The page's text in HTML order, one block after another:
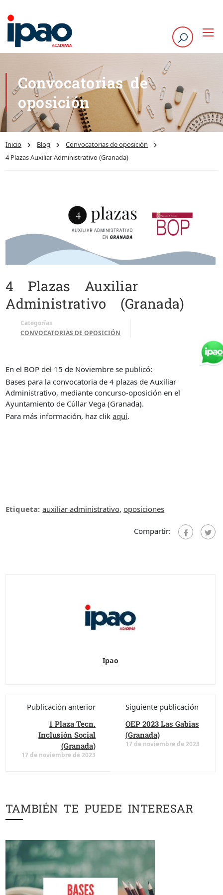
Convocatorias de
oposición
Inicio Blog
Convocatorias de oposición
4 Plazas Auxiliar Administrativo (Granada)
4 Plazas Auxiliar
Administrativo (Granada)
Categorías
CONVOCATORIAS DE OPOSICIÓN
En el BOP del 15 de Noviembre se publicó:
Bases para la convocatoria de 4 plazas de Auxiliar
Administrativo, mediante concurso-oposición en el
Ayuntamiento de Cúllar Vega (Granada).
Para más información, haz clikaquí.
Etiqueta: auxiliar administrativo,oposiciones
Compartir:
Ipao
Publicación anterior
1 Plaza Tecn.
Inclusión Social
(Granada)
17 de noviembre de 2023
Siguiente publicación
OEP 2023 Las Gabias
(Granada)
17 de noviembre de 2023
TAMBIÉN TE PUEDE INTERESAR